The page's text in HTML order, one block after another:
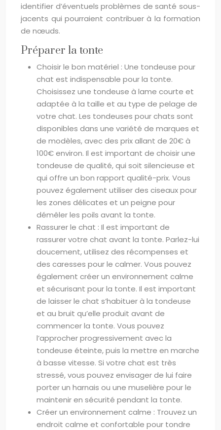
identifier d’éventuels problèmes de santé sous-
jacents qui pourraient contribuer à la formation
de nœuds.
Préparer la tonte
Choisir le bon matériel : Une tondeuse pour
chat est indispensable pour la tonte.
Choisissez une tondeuse à lame courte et
adaptée à la taille et au type de pelage de
votre chat. Les tondeuses pour chats sont
disponibles dans une variété de marques et
de modèles, avec des prix allant de 20€ à
100€ environ. Il est important de choisir une
tondeuse de qualité, qui soit silencieuse et
qui offre un bon rapport qualité-prix. Vous
pouvez également utiliser des ciseaux pour
les zones délicates et un peigne pour
démêler les poils avant la tonte.
Rassurer le chat : Il est important de
rassurer votre chat avant la tonte. Parlez-lui
doucement, utilisez des récompenses et
des caresses pour le calmer. Vous pouvez
également créer un environnement calme
et sécurisant pour la tonte. Il est important
de laisser le chat s’habituer à la tondeuse
et au bruit qu’elle produit avant de
commencer la tonte. Vous pouvez
l’approcher progressivement avec la
tondeuse éteinte, puis la mettre en marche
à basse vitesse. Si votre chat est très
stressé, vous pouvez envisager de lui faire
porter un harnais ou une muselière pour le
maintenir en sécurité pendant la tonte.
Créer un environnement calme : Trouvez un
endroit calme et confortable pour tondre